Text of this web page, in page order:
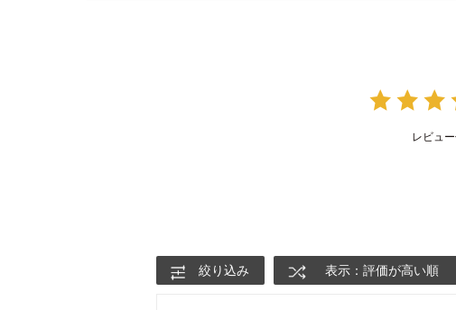
レビュー
絞り込み 表示：評価が高い順